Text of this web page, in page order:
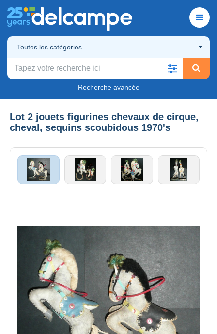
Toutes les catégories
Recherche avancée
Lot 2 jouets figurines chevaux de cirque,
cheval, sequins scoubidous 1970's